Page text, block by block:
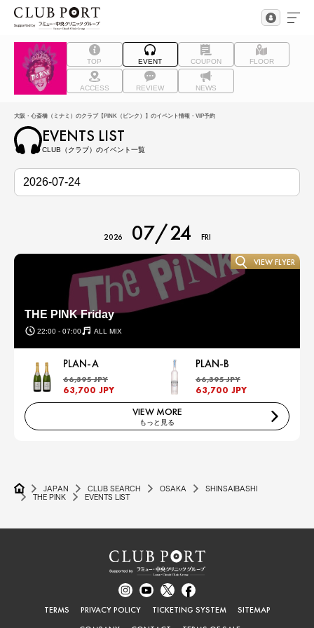
TOP EVENT COUPON FLOOR
ACCESS REVIEW NEWS
大阪・心斎橋（ミナミ）のクラブ【PINK（ピンク）】のイベント情報・VIP予約
EVENTS LIST
CLUB（クラブ）のイベント一覧
2026 07/24 FRI
THE PINK Friday
22:00 - 07:00 ALL MIX
VIEW FLYER
PLAN-A
66,395 JPY
63,700 JPY
PLAN-B
66,395 JPY
63,700 JPY
VIEW MORE
もっと見る
JAPAN CLUB SEARCH OSAKA
SHINSAIBASHI
THE PINK
EVENTS LIST
TERMS PRIVACY POLICY TICKETING SYSTEM
SITEMAP